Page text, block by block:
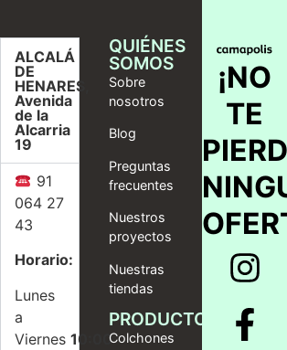
ALCALÁ
DE
HENARES,
Avenida
de la
Alcarria
19
91
064 27
43
Horario:
Lunes
a
Viernes10:00
QUIÉNES
SOMOS
Sobre
nosotros
Blog
Preguntas
frecuentes
Nuestros
proyectos
Nuestras
tiendas
PRODUCTOS
Colchones
¡NO
TE